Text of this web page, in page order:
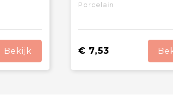
Bekijk
Porcelain
€ 7,53